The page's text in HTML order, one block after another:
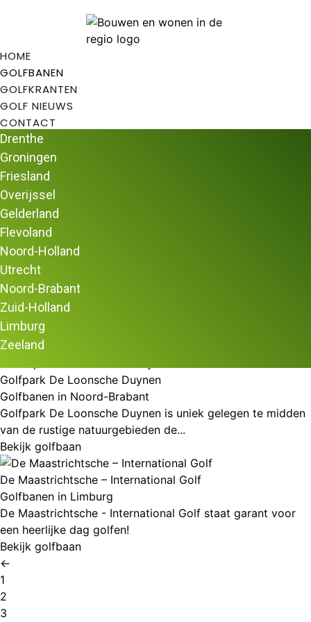
HOME
GOLFBANEN
GOLFKRANTEN
GOLF NIEUWS
CONTACT
Drenthe
Groningen
Friesland
Overijssel
Gelderland
Flevoland
Noord-Holland
Utrecht
Noord-Brabant
Zuid-Holland
Limburg
Zeeland
Filter opties
Home/Golfbanen in Nederland
Golfbanen in Nederland
Uw zoekopdracht
×
Resultaat 190–191 van de 191 resultaten wordt getoond
Golfpark De Loonsche Duynen
Golfbanen in Noord-Brabant
Golfpark De Loonsche Duynen is uniek gelegen te midden
van de rustige natuurgebieden de...
Bekijk golfbaan
De Maastrichtsche – International Golf
Golfbanen in Limburg
De Maastrichtsche - International Golf staat garant voor
een heerlijke dag golfen!
Bekijk golfbaan
←
1
2
3